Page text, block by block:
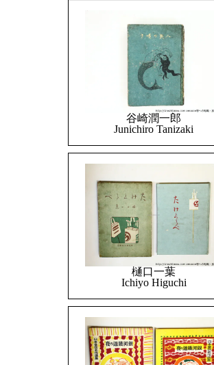
谷崎潤一郎
Junichiro Tanizaki
樋口一葉
Ichiyo Higuchi